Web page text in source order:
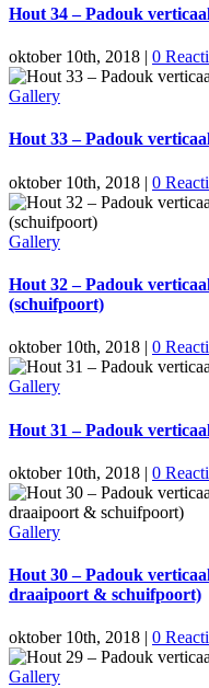
Hout 34 – Padouk
oktober 10th, 2018 | 0
Gallery
Hout 33 – Padouk
oktober 10th, 2018 | 0
Gallery
Hout 32 – Padouk
(schuifpoort)
oktober 10th, 2018 | 0
Gallery
Hout 31 – Padouk
oktober 10th, 2018 | 0
Gallery
Hout 30 – Padouk
draaipoort & schuifpoort)
oktober 10th, 2018 | 0
Gallery